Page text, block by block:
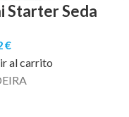
Starter Seda
€
al carrito